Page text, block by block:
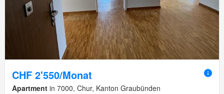
CHF 2'550/Monat
Apartment in 7000, Chur, Kanton Graubünden